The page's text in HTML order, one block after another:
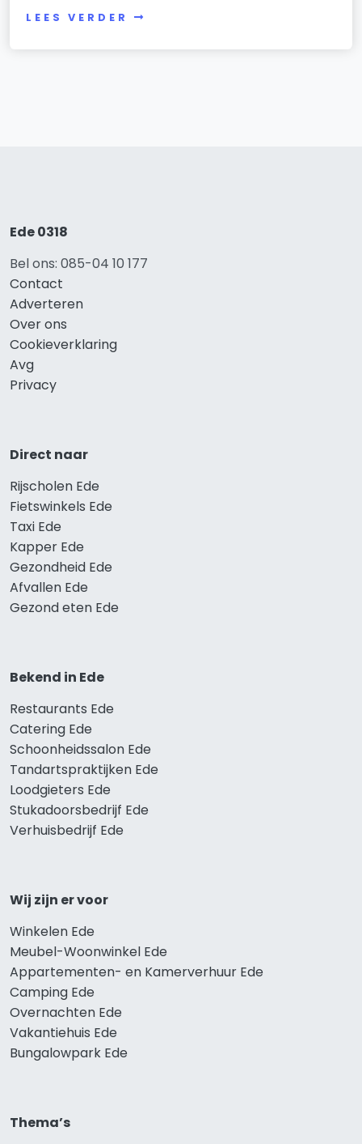
LEES VERDER
Ede 0318
Bel ons: 085-04 10 177
Contact
Adverteren
Over ons
Cookieverklaring
Avg
Privacy
Direct naar
Rijscholen Ede
Fietswinkels Ede
Taxi Ede
Kapper Ede
Gezondheid Ede
Afvallen Ede
Gezond eten Ede
Bekend in Ede
Restaurants Ede
Catering Ede
Schoonheidssalon Ede
Tandartspraktijken Ede
Loodgieters Ede
Stukadoorsbedrijf Ede
Verhuisbedrijf Ede
Wij zijn er voor
Winkelen Ede
Meubel-Woonwinkel Ede
Appartementen- en Kamerverhuur Ede
Camping Ede
Overnachten Ede
Vakantiehuis Ede
Bungalowpark Ede
Thema’s